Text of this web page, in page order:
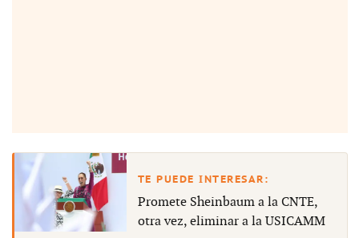
Promete Sheinbaum a la CNTE,
otra vez, eliminar a la USICAMM